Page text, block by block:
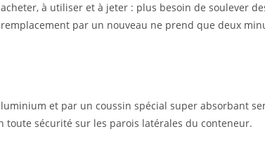
à utiliser et à jeter : plus besoin de soulever
par un nouveau ne prend que deux
et par un coussin spécial super absorbant
toute sécurité sur les parois latérales du conteneur.